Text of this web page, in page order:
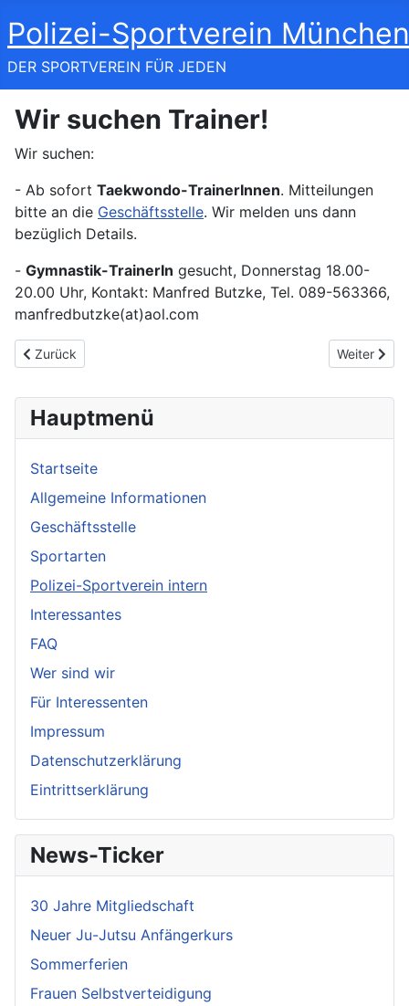
Polizei-Sportverein
DER SPORTVEREIN FÜR JEDEN
Wir suchen Trainer!
Wir suchen:
- Ab sofort Taekwondo-TrainerInnen. Mitteilungen
bitte an die Geschäftsstelle. Wir melden uns dann
bezüglich Details.
- Gymnastik-TrainerIn gesucht, Donnerstag 18.00-
20.00 Uhr, Kontakt: Manfred Butzke, Tel. 089-563366,
manfredbutzke(at)aol.com
Previous article: Öffnungszeiten der Geschäftsstelle
Zurück Next
Weiter
Hauptmenü
Startseite
Allgemeine Informationen
Geschäftsstelle
Sportarten
Polizei-Sportverein intern
Interessantes
FAQ
Wer sind wir
Für Interessenten
Impressum
Datenschutzerklärung
Eintrittserklärung
News-Ticker
30 Jahre Mitgliedschaft
Neuer Ju-Jutsu Anfängerkurs
Sommerferien
Frauen Selbstverteidigung